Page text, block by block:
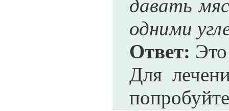
давать
одними
Ответ:
Для